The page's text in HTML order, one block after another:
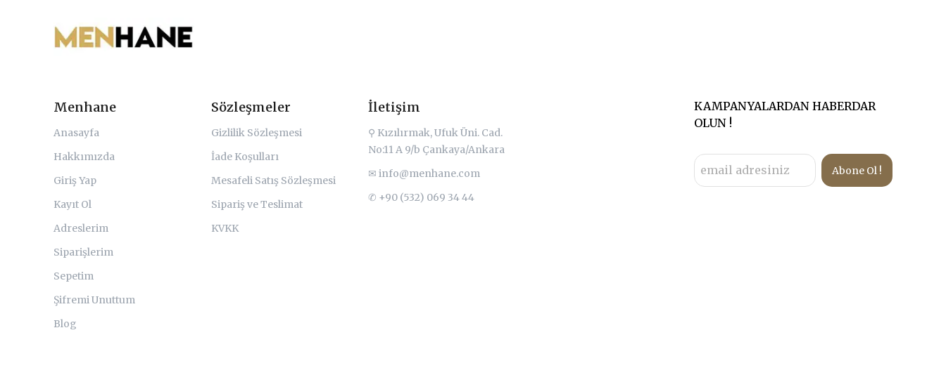
Menhane
Anasayfa
Hakkımızda
Giriş Yap
Kayıt Ol
Adreslerim
Siparişlerim
Sepetim
Şifremi Unuttum
Blog
Sözleşmeler
Gizlilik Sözleşmesi
İade Koşulları
Mesafeli Satış Sözleşmesi
Sipariş ve Teslimat
KVKK
İletişim
⚲ Kızılırmak, Ufuk Üni. Cad.
No:11 A 9/b Çankaya/Ankara
✉ info@menhane.com
✆ +90 (532) 069 34 44
KAMPANYALARDAN HABERDAR
OLUN !
Abone Ol !